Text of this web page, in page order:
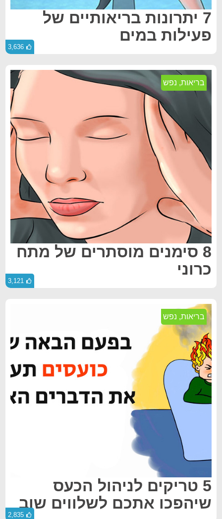
7 יתרונות בריאותיים של
פעילות במים
3,636
בריאות, נפש
8 סימנים מוסתרים של מתח
כרוני
3,121
בריאות, נפש
5 טריקים לניהול הכעס
שיהפכו אתכם לשלווים שוב
2,835